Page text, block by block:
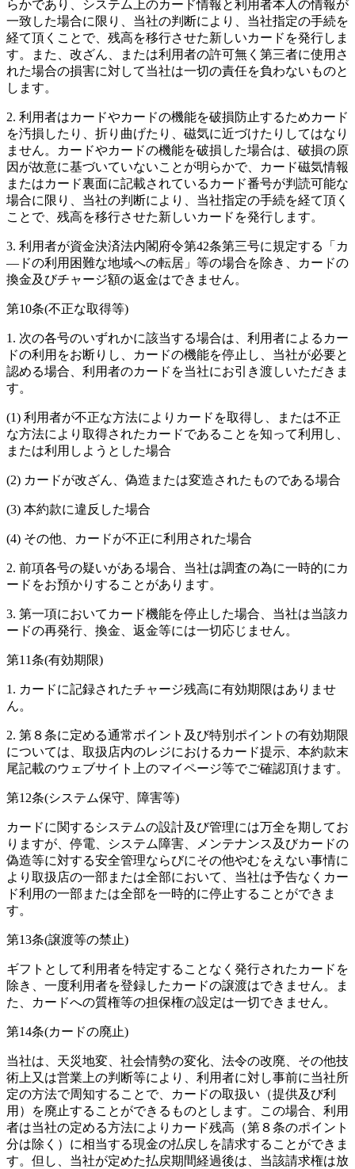
らかであり、システム上のカード情報と利用者本人の情報が
一致した場合に限り、当社の判断により、当社指定の手続を
経て頂くことで、残高を移行させた新しいカードを発行しま
す。また、改ざん、または利用者の許可無く第三者に使用さ
れた場合の損害に対して当社は一切の責任を負わないものと
します。
2. 利用者はカードやカードの機能を破損防止するためカード
を汚損したり、折り曲げたり、磁気に近づけたりしてはなり
ません。カードやカードの機能を破損した場合は、破損の原
因が故意に基づいていないことが明らかで、カード磁気情報
またはカード裏面に記載されているカード番号が判読可能な
場合に限り、当社の判断により、当社指定の手続を経て頂く
ことで、残高を移行させた新しいカードを発行します。
3. 利用者が資金決済法内閣府令第42条第三号に規定する「カ
—ドの利用困難な地域への転居」等の場合を除き、カードの
換金及びチャージ額の返金はできません。
第10条(不正な取得等)
1. 次の各号のいずれかに該当する場合は、利用者によるカー
ドの利用をお断りし、カードの機能を停止し、当社が必要と
認める場合、利用者のカードを当社にお引き渡しいただきま
す。
(1) 利用者が不正な方法によりカードを取得し、または不正
な方法により取得されたカードであることを知って利用し、
または利用しようとした場合
(2) カードが改ざん、偽造または変造されたものである場合
(3) 本約款に違反した場合
(4) その他、カードが不正に利用された場合
2. 前項各号の疑いがある場合、当社は調査の為に一時的にカ
ードをお預かりすることがあります。
3. 第一項においてカード機能を停止した場合、当社は当該カ
ードの再発行、換金、返金等には一切応じません。
第11条(有効期限)
1. カードに記録されたチャージ残高に有効期限はありませ
ん。
2. 第８条に定める通常ポイント及び特別ポイントの有効期限
については、取扱店内のレジにおけるカード提示、本約款末
尾記載のウェブサイト上のマイページ等でご確認頂けます。
第12条(システム保守、障害等)
カードに関するシステムの設計及び管理には万全を期してお
りますが、停電、システム障害、メンテナンス及びカードの
偽造等に対する安全管理ならびにその他やむをえない事情に
より取扱店の一部または全部において、当社は予告なくカー
ド利用の一部または全部を一時的に停止することができま
す。
第13条(譲渡等の禁止)
ギフトとして利用者を特定することなく発行されたカードを
除き、一度利用者を登録したカードの譲渡はできません。ま
た、カードへの質権等の担保権の設定は一切できません。
第14条(カードの廃止)
当社は、天災地変、社会情勢の変化、法令の改廃、その他技
術上又は営業上の判断等により、利用者に対し事前に当社所
定の方法で周知することで、カードの取扱い（提供及び利
用）を廃止することができるものとします。この場合、利用
者は当社の定める方法によりカード残高（第８条のポイント
分は除く）に相当する現金の払戻しを請求することができま
す。但し、当社が定めた払戻期間経過後は、当該請求権は放